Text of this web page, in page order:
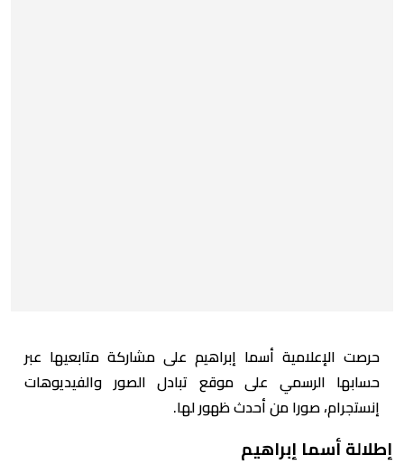
حرصت الإعلامية أسما إبراهيم على مشاركة متابعيها عبر
حسابها الرسمي على موقع تبادل الصور والفيديوهات
إنستجرام، صورا من أحدث ظهور لها.
إطلالة أسما إبراهيم